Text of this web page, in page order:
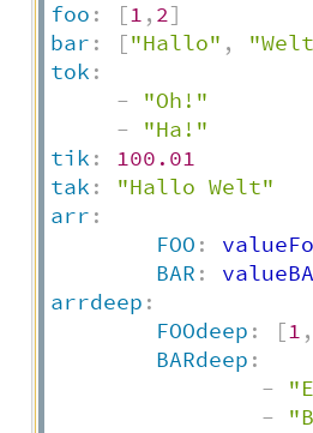
foo : [1 , 2]
bar : ["Hallo" ,
tok :
-
"Oh!"
-
"Ha!"
tik :
100.01
tak :
"Hallo Welt"
arr :
FOO :
BAR :
arrdeep :
FOOdeep : [1 ,
BARdeep :
-
-